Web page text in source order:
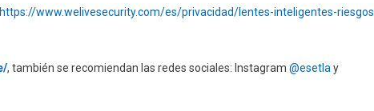
https://www.welivesecurity.com/es/privacidad/lentes-inteligentes-
, también se recomiendan las redes sociales: Instagram @esetla y